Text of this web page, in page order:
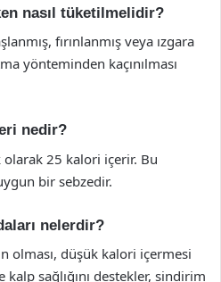
nasıl tüketilmelidir?
fırınlanmış veya ızgara
yönteminden kaçınılması
nedir?
olarak 25 kalori içerir. Bu
bir sebzedir.
nelerdir?
olması, düşük kalori içermesi
sağlığını destekler, sindirim